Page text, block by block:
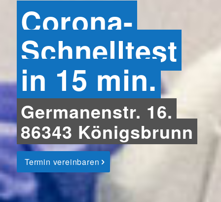
Corona-
Schnelltest
in 15 min.
Germanenstr. 16,
86343 Königsbrunn
Termin vereinbaren